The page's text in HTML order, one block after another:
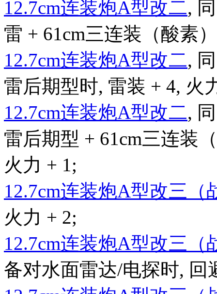
12.7cm连装炮A型改二,
雷 + 61cm三连装（酸素
12.7cm连装炮A型改二,
雷后期型时, 雷装 + 4, 火
12.7cm连装炮A型改二,
雷后期型 + 61cm三连装
火力 + 1;
12.7cm连装炮A型改三（
火力 + 2;
12.7cm连装炮A型改三（
备对水面雷达/电探时, 回